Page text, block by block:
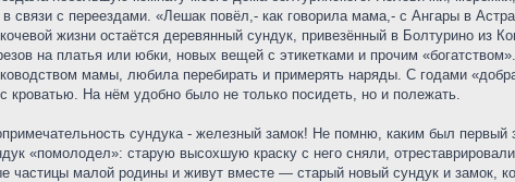
связи с переездами. «Лешак повёл,- как говорила мама,- с Ангары в
жизни остаётся деревянный сундук, привезённый в Болтурино из
на платья или юбки, новых вещей с этикетками и прочим
мамы, любила перебирать и примерять наряды. С годами
кроватью. На нём удобно было не только посидеть, но и полежать.
сундука - железный замок! Не помню, каким был
«помолодел»: старую высохшую краску с него сняли,
частицы малой родины и живут вместе — старый новый сундук и замок,